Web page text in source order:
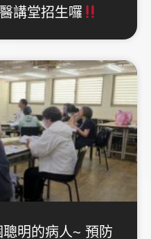
講堂招生囉
聰明的病人~ 預防